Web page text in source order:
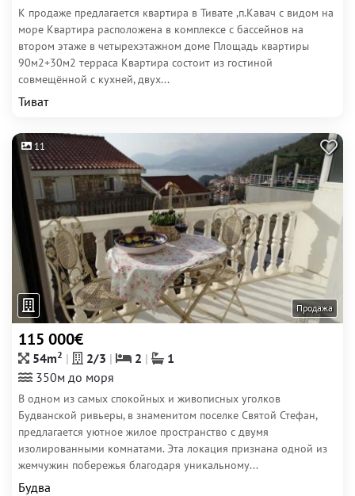
К продаже предлагается квартира в Тивате ,п.Кавач с видом на
море Квартира расположена в комплексе с бассейнов на
втором этаже в четырехэтажном доме Площадь квартиры
90м2+30м2 терраса Квартира состоит из гостиной
совмещённой с кухней, двух...
Тиват
11
Продажа
115 000€
54m2 2/3 2
1
350м до моря
В одном из самых спокойных и живописных уголков
Будванской ривьеры, в знаменитом поселке Святой Стефан,
предлагается уютное жилое пространство с двумя
изолированными комнатами. Эта локация признана одной из
жемчужин побережья благодаря уникальному...
Будва